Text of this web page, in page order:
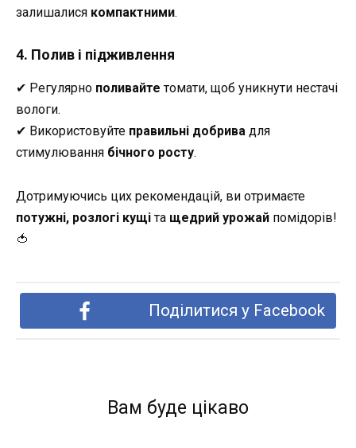
залишалися компактними.
4. Полив і підживлення
✔ Регулярно поливайте томати, щоб уникнути нестачі
вологи.
✔ Використовуйте правильні добрива для
стимулювання бічного росту.
Дотримуючись цих рекомендацій, ви отримаєте
потужні, розлогі кущі та щедрий урожай помідорів!
🍅
Поділитися у Facebook
Вам буде цікаво